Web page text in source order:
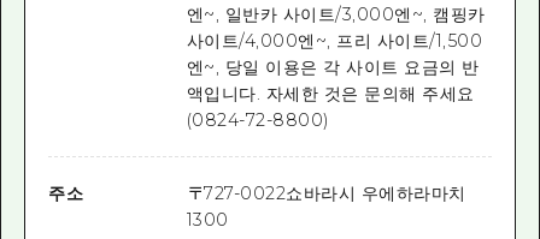
엔~, 일반카 사이트/3,000엔~, 캠핑카
사이트/4,000엔~, 프리 사이트/1,500
엔~, 당일 이용은 각 사이트 요금의 반
액입니다. 자세한 것은 문의해 주세요
(0824-72-8800)
주소 〒727-0022쇼바라시 우에하라마치
1300